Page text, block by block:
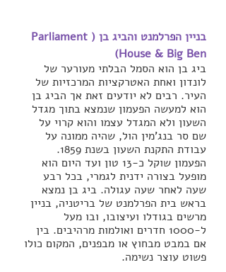
בניין הפרלמנט והביג בן (Parliament
House & Big Ben)
ביג בן הוא הסמל הבלתי מעורער של
לונדון ואחת האטרקציות המרכזיות של
העיר. רבים לא יודעים זאת אך הביג בן
הוא למעשה הפעמון שנמצא בתוך מגדל
השעון ולא המגדל עצמו והוא קרוי על
שם סר בנג'מין הול, שהיה ממונה על
עבודת התקנת השעון בשנת 1859.
הפעמון שוקל כ-13 טון ועד היום הוא
מופעל בצורה ידנית לגמרי, בכל רבע
שעה לאחר שעה עגולה. ביג בן נמצא
בראש בית הפרלמנט של בריטניה, בניין
מרשים בגודלו ועיצובו, ובו מעל
ל-1000 חדרים ואולמות מרהיבים. בין
אם במבט מבחוץ או מבפנים, המקום כולו
פשוט עוצר נשימה.